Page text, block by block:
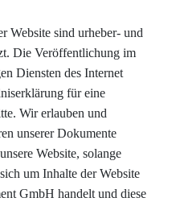
Website sind urheber- und
Die Veröffentlichung im
Diensten des Internet
für eine
Wir erlauben und
unserer Dokumente
Website, solange
um Inhalte der Website
GmbH handelt und diese